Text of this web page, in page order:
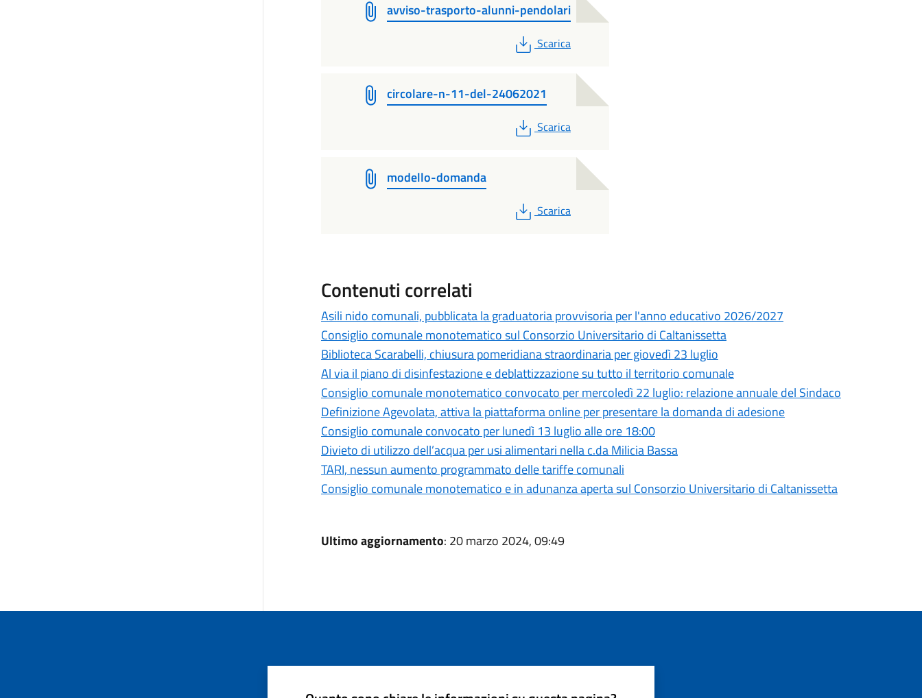
avviso-trasporto-alunni-pendolari
PDF
Scarica
circolare-n-11-del-24062021
PDF
Scarica
modello-domanda
PDF
Scarica
Contenuti correlati
Asili nido comunali, pubblicata la graduatoria provvisoria per l'anno educativo 2026/2027
Consiglio comunale monotematico sul Consorzio Universitario di Caltanissetta
Biblioteca Scarabelli, chiusura pomeridiana straordinaria per giovedì 23 luglio
Al via il piano di disinfestazione e deblattizzazione su tutto il territorio comunale
Consiglio comunale monotematico convocato per mercoledì 22 luglio: relazione annuale del Sindaco
Definizione Agevolata, attiva la piattaforma online per presentare la domanda di adesione
Consiglio comunale convocato per lunedì 13 luglio alle ore 18:00
Divieto di utilizzo dell’acqua per usi alimentari nella c.da Milicia Bassa
TARI, nessun aumento programmato delle tariffe comunali
Consiglio comunale monotematico e in adunanza aperta sul Consorzio Universitario di Caltanissetta
Ultimo aggiornamento: 20 marzo 2024, 09:49